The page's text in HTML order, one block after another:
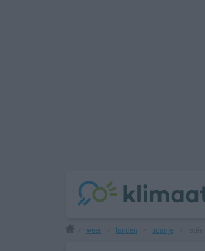
weer landen spanje